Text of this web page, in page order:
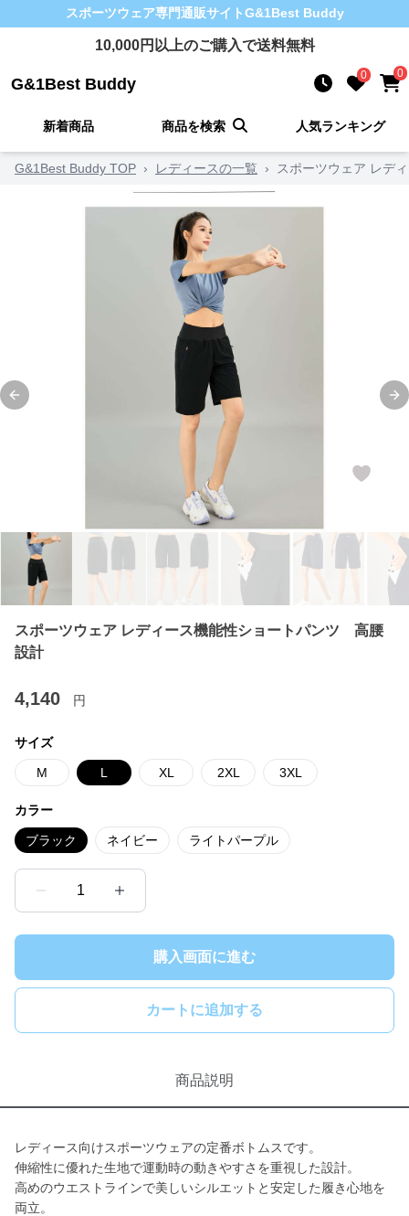
スポーツウェア専門通販サイトG&1Best Buddy
10,000円以上のご購入で送料無料
G&1Best Buddy 0 0
新着商品 商品を検索 人気ランキング
G&1Best Buddy TOP › レディースの一覧 › スポーツウェア レデ
Previous slide
スポーツウェア レディース機能性ショートパンツ 高腰
設計
4,140 円
サイズ
M L XL 2XL 3XL
カラー
ブラック ネイビー ライトパープル
1
購入画面に進む
カートに追加する
商品説明
レディース向けスポーツウェアの定番ボトムスです。
伸縮性に優れた生地で運動時の動きやすさを重視した設計。
高めのウエストラインで美しいシルエットと安定した履き心地を
両立。